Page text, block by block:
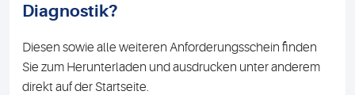
Diagnostik?
Diesen sowie alle weiteren Anforderungsschein finden
Sie zum Herunterladen und ausdrucken unter anderem
direkt auf der Startseite.